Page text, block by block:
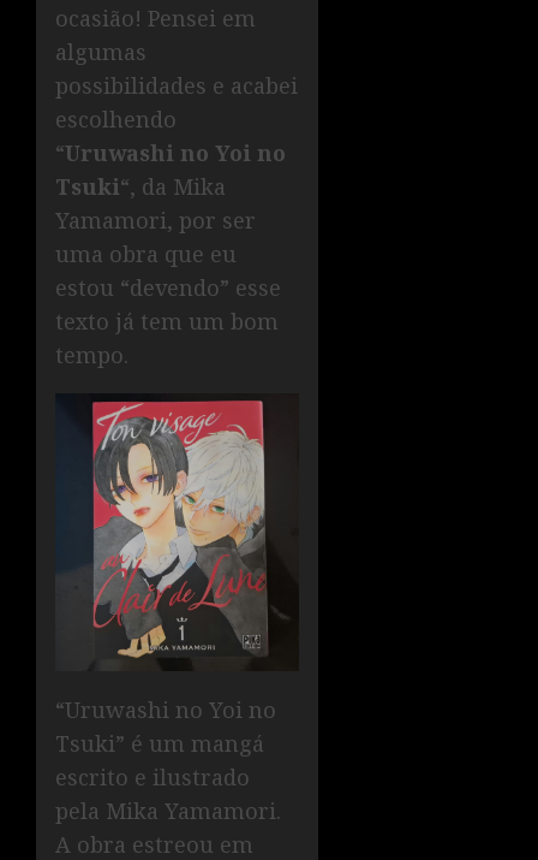
ocasião! Pensei em
algumas
possibilidades e acabei
escolhendo
“Uruwashi no Yoi no
Tsuki“, da Mika
Yamamori, por ser
uma obra que eu
estou “devendo” esse
texto já tem um bom
tempo.
“Uruwashi no Yoi no
Tsuki” é um mangá
escrito e ilustrado
pela Mika Yamamori.
A obra estreou em